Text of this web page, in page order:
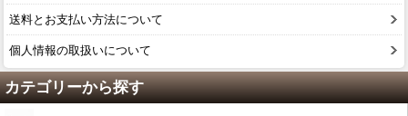
送料とお支払い方法について
個人情報の取扱いについて
カテゴリーから探す